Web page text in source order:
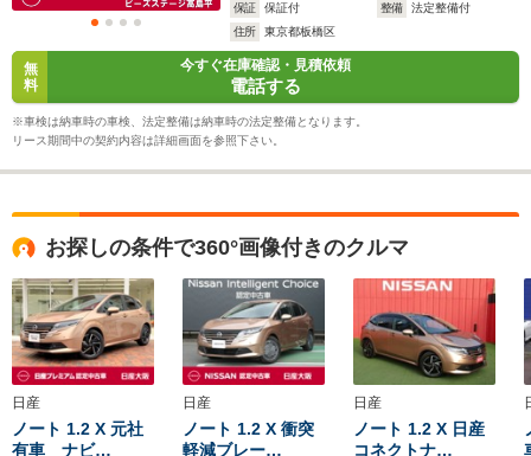
保証
保証付 整備
法定整備付
住所
東京都板橋区
無
料
今すぐ在庫確認・見積依頼
電話する
※車検は納車時の車検、法定整備は納車時の法定整備となります。
リース期間中の契約内容は詳細画面を参照下さい。
お探しの条件で360°画像付きのクルマ
日産
ノート 1.2 X 元社
有車 ナビ…
日産
ノート 1.2 X 衝突
軽減ブレー…
日産
ノート 1.2 X 日産
コネクトナ…